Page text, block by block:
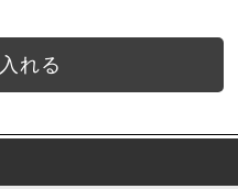
入れる